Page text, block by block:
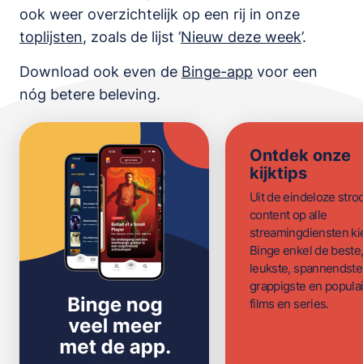
ook weer overzichtelijk op een rij in onze
toplijsten, zoals de lijst ’Nieuw deze week’.
Download ook even de Binge-app voor een
nóg betere beleving.
Ontdek onze
kijktips
Uit de eindeloze
content op alle
streamingdiensten
Binge enkel de beste,
leukste,
grappigste en
films en series.